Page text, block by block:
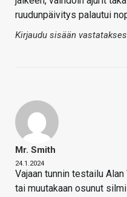
ruudunpäivitys palautui
Kirjaudu sisään
Mr. Smith
24.1.2024
Vajaan tunnin testailu
tai muutakaan osunut